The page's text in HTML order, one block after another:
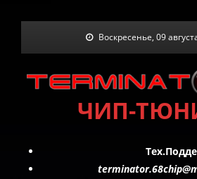
Воскресенье, 09
ЧИП-